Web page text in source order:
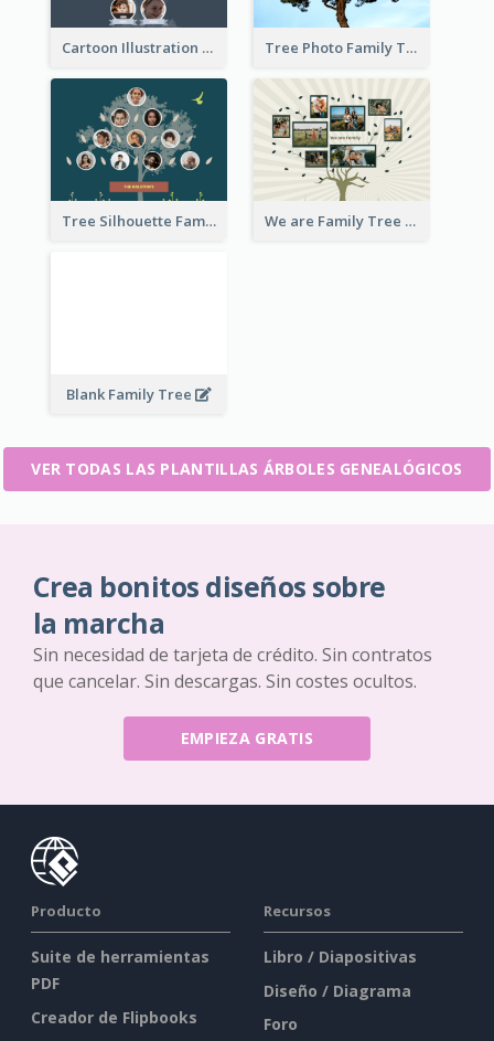
Cartoon Illustration Family Tree Collage Tree Photo Family Tree Collage
Tree Silhouette Family Tree We are Family Tree
Blank Family Tree
VER TODAS LAS PLANTILLAS ÁRBOLES GENEALÓGICOS
Crea bonitos diseños sobre
la marcha
Sin necesidad de tarjeta de crédito. Sin contratos
que cancelar. Sin descargas. Sin costes ocultos.
EMPIEZA GRATIS
Producto
Suite de herramientas
PDF
Creador de Flipbooks
Recursos
Libro / Diapositivas
Diseño / Diagrama
Foro